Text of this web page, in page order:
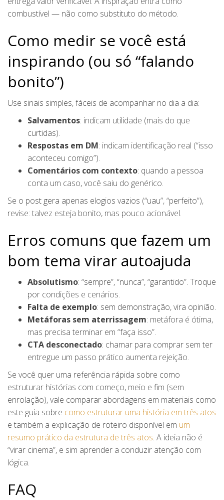
combustível — não como substituto do método.
Como medir se você está
inspirando (ou só “falando
bonito”)
Use sinais simples, fáceis de acompanhar no dia a dia:
Salvamentos: indicam utilidade (mais do que
curtidas).
Respostas em DM: indicam identificação real (“isso
aconteceu comigo”).
Comentários com contexto: quando a pessoa
conta um caso, você saiu do genérico.
Se o post gera apenas elogios vazios (“uau”, “perfeito”),
revise: talvez esteja bonito, mas pouco acionável.
Erros comuns que fazem um
bom tema virar autoajuda
Absolutismo: “sempre”, “nunca”, “garantido”. Troque
por condições e cenários.
Falta de exemplo: sem demonstração, vira opinião.
Metáforas sem aterrissagem: metáfora é ótima,
mas precisa terminar em “faça isso”.
CTA desconectado: chamar para comprar sem ter
entregue um passo prático aumenta rejeição.
Se você quer uma referência rápida sobre como
estruturar histórias com começo, meio e fim (sem
enrolação), vale comparar abordagens em materiais como
este guia sobre como estruturar uma história em três atos
e também a explicação de roteiro disponível em um
resumo prático da estrutura de três atos. A ideia não é
“virar cinema”, e sim aprender a conduzir atenção com
lógica.
FAQ